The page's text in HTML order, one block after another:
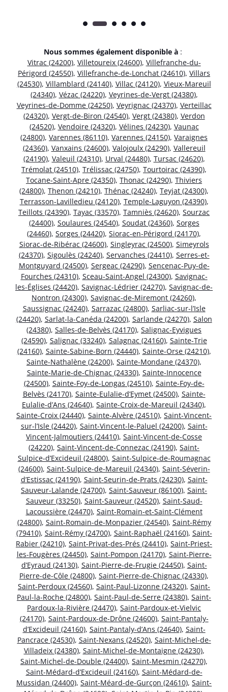
Nous sommes également disponible à :
Vitrac (24200), Villetoureix (24600), Villefranche-du-
Périgord (24550), Villefranche-de-Lonchat (24610), Villars
(24530), Villamblard (24140), Villac (24120), Vieux-Mareuil
(24340), Vézac (24220), Veyrines-de-Vergt (24380),
Veyrines-de-Domme (24250), Veyrignac (24370), Verteillac
(24320), Vergt-de-Biron (24540), Vergt (24380), Verdon
(24520), Vendoire (24320), Vélines (24230), Vaunac
(24800), Varennes (86110), Varennes (24150), Varaignes
(24360), Vanxains (24600), Valojoulx (24290), Vallereuil
(24190), Valeuil (24310), Urval (24480), Tursac (24620),
Trémolat (24510), Trélissac (24750), Tourtoirac (24390),
Tocane-Saint-Apre (24350), Thonac (24290), Thiviers
(24800), Thenon (24210), Thénac (24240), Teyjat (24300),
Terrasson-Lavilledieu (24120), Temple-Laguyon (24390),
Teillots (24390), Tayac (33570), Tamniès (24620), Sourzac
(24400), Soulaures (24540), Soudat (24360), Sorges
(24460), Sorges (24420), Siorac-en-Périgord (24170),
Siorac-de-Ribérac (24600), Singleyrac (24500), Simeyrols
(24370), Sigoulès (24240), Servanches (24410), Serres-et-
Montguyard (24500), Sergeac (24290), Sencenac-Puy-de-
Fourches (24310), Sceau-Saint-Angel (24300), Savignac-
les-Églises (24420), Savignac-Lédrier (24270), Savignac-de-
Nontron (24300), Savignac-de-Miremont (24260),
Saussignac (24240), Sarrazac (24800), Sarliac-sur-l’Isle
(24420), Sarlat-la-Canéda (24200), Sarlande (24270), Salon
(24380), Salles-de-Belvès (24170), Salignac-Eyvigues
(24590), Salignac (33240), Salagnac (24160), Sainte-Trie
(24160), Sainte-Sabine-Born (24440), Sainte-Orse (24210),
Sainte-Nathalène (24200), Sainte-Mondane (24370),
Sainte-Marie-de-Chignac (24330), Sainte-Innocence
(24500), Sainte-Foy-de-Longas (24510), Sainte-Foy-de-
Belvès (24170), Sainte-Eulalie-d’Eymet (24500), Sainte-
Eulalie-d’Ans (24640), Sainte-Croix-de-Mareuil (24340),
Sainte-Croix (24440), Sainte-Alvère (24510), Saint-Vincent-
sur-l’Isle (24420), Saint-Vincent-le-Paluel (24200), Saint-
Vincent-Jalmoutiers (24410), Saint-Vincent-de-Cosse
(24220), Saint-Vincent-de-Connezac (24190), Saint-
Sulpice-d’Excideuil (24800), Saint-Sulpice-de-Roumagnac
(24600), Saint-Sulpice-de-Mareuil (24340), Saint-Séverin-
d’Estissac (24190), Saint-Seurin-de-Prats (24230), Saint-
Sauveur-Lalande (24700), Saint-Sauveur (86100), Saint-
Sauveur (33250), Saint-Sauveur (24520), Saint-Saud-
Lacoussière (24470), Saint-Romain-et-Saint-Clément
(24800), Saint-Romain-de-Monpazier (24540), Saint-Rémy
(79410), Saint-Rémy (24700), Saint-Raphaël (24160), Saint-
Rabier (24210), Saint-Privat-des-Prés (24410), Saint-Priest-
les-Fougères (24450), Saint-Pompon (24170), Saint-Pierre-
d’Eyraud (24130), Saint-Pierre-de-Frugie (24450), Saint-
Pierre-de-Côle (24800), Saint-Pierre-de-Chignac (24330),
Saint-Perdoux (24560), Saint-Paul-Lizonne (24320), Saint-
Paul-la-Roche (24800), Saint-Paul-de-Serre (24380), Saint-
Pardoux-la-Rivière (24470), Saint-Pardoux-et-Vielvic
(24170), Saint-Pardoux-de-Drône (24600), Saint-Pantaly-
d’Excideuil (24160), Saint-Pantaly-d’Ans (24640), Saint-
Pancrace (24530), Saint-Nexans (24520), Saint-Michel-de-
Villadeix (24380), Saint-Michel-de-Montaigne (24230),
Saint-Michel-de-Double (24400), Saint-Mesmin (24270),
Saint-Médard-d’Excideuil (24160), Saint-Médard-de-
Mussidan (24400), Saint-Méard-de-Gurçon (24610), Saint-